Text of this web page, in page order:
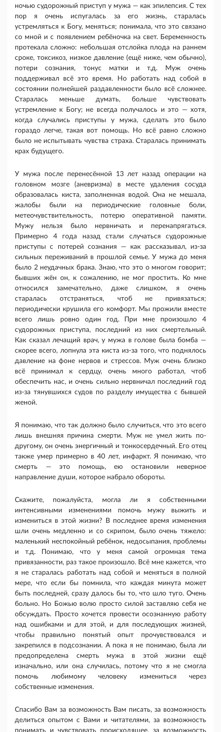
ночью судорожный приступ у мужа — как эпилепсия. С тех
пор я очень испугалась за его жизнь, старалась
устремляться к Богу, меняться; понимала, что это связано
со мной и с появлением ребёночка на свет. Беременность
протекала сложно: небольшая отслойка плода на раннем
сроке, токсикоз, низкое давление (ещё ниже, чем обычно),
потери сознания, тонус матки и т.д. Муж очень
поддерживал всё это время. Но работать над собой в
состоянии полнейшей раздавленности было всё сложнее.
Старалась меньше думать, больше чувствовать
устремление к Богу; не всегда получалось и это — хотя,
когда случались приступы у мужа, сделать это было
гораздо легче, такая вот помощь. Но всё равно сложно
было не испытывать чувства страха. Старалась принимать
крах будущего.
У мужа после перенесённой 13 лет назад операции на
головном мозге (аневризма) в месте удаления сосуда
образовалась киста, заполненная водой. Она не мешала,
жалобы были на периодические головные боли,
метеочувствительность, потерю оперативной памяти.
Мужу нельзя было нервничать и перенапрягаться.
Примерно 4 года назад стали случаться судорожные
приступы с потерей сознания — как рассказывал, из-за
сильных переживаний в прошлой семье. У мужа до меня
было 2 неудачных брака. Знаю, что это о многом говорит;
бывших жён он, к сожалению, не мог простить. Ко мне
относился замечательно, даже слишком, я очень
старалась отстраняться, чтоб не привязаться;
периодически крушила его комфорт. Мы прожили вместе
всего лишь ровно один год. При мне произошло 4
судорожных приступа, последний из них смертельный.
Как сказал лечащий врач, у мужа в голове была бомба —
скорее всего, лопнула эта киста из-за того, что поднялось
давление на фоне нервов и стрессов. Муж очень близко
всё принимал к сердцу, очень много работал, чтоб
обеспечить нас, и очень сильно нервничал последний год
из-за тянувшихся судов по разделу имущества с бывшей
женой.
Я понимаю, что так должно было случиться, что это всего
лишь внешняя причина смерти. Муж не умел жить по-
другому, он очень энергичный и тонкосердечный. Его отец
также умер примерно в 40 лет, инфаркт. Я понимаю, что
смерть — это помощь, ею остановили неверное
направление души, которое набрало обороты.
Скажите, пожалуйста, могла ли я собственными
интенсивными изменениями помочь мужу выжить и
измениться в этой жизни? В последнее время изменения
шли очень медленно и со скрипом, было очень тяжело:
маленький неспокойный ребёнок, недосыпания, проблемы
и т.д. Понимаю, что у меня самой огромная тема
привязанности, раз такое произошло. Всё мне кажется, что
я не старалась работать над собой и меняться в полной
мере, что если бы помнила, что каждая минута может
быть последней, сразу далось бы то, что шло туго. Очень
больно. Но Божью волю просто силой заставляю себя не
обсуждать. Просто хочется провести осознанную работу
над ошибками и для этой, и для последующих жизней,
чтобы правильно понятый опыт прочувствовался и
закрепился в подсознании. А пока я не понимаю, была ли
предопределена смерть мужа в этой жизни ещё
изначально, или она случилась, потому что я не смогла
помочь любимому человеку измениться через
собственные изменения.
Спасибо Вам за возможность Вам писать, за возможность
делиться опытом с Вами и читателями, за возможность
понимать и чувствовать происходящее, за возможность